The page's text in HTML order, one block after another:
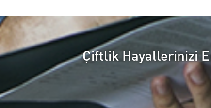
Çiftlik Hayallerinizi